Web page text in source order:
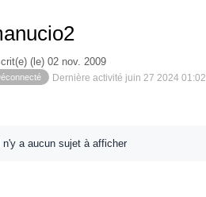
(le) 02 nov. 2009
Dernière activité juin 27 2024 01:02
Il n'y a aucun sujet à afficher